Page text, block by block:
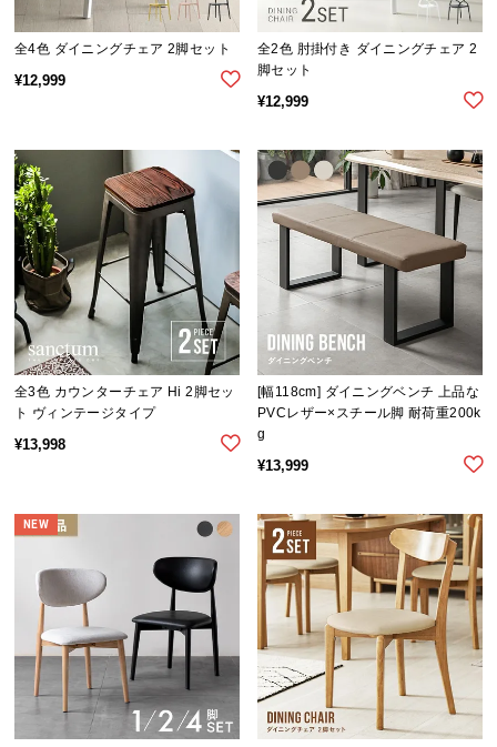
全4色 ダイニングチェア 2脚セット
¥12,999
全2色 肘掛付き ダイニングチェア 2
脚セット
¥12,999
全3色 カウンターチェア Hi 2脚セッ
ト ヴィンテージタイプ
¥13,998
[幅118cm] ダイニングベンチ 上品な
PVCレザー×スチール脚 耐荷重200k
g
¥13,999
NEW